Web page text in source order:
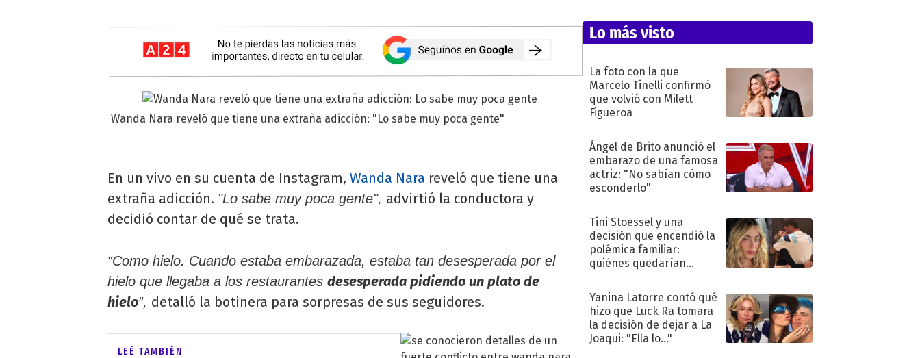
Wanda Nara reveló que tiene una extraña adicción: "Lo sabe muy poca gente"
En un vivo en su cuenta de Instagram, Wanda Nara reveló que tiene una
extraña adicción. "Lo sabe muy poca gente", advirtió la conductora y
decidió contar de qué se trata.
“Como hielo. Cuando estaba embarazada, estaba tan desesperada por el
hielo que llegaba a los restaurantes desesperada pidiendo un plato de
hielo”, detalló la botinera para sorpresas de sus seguidores.
LEÉ TAMBIÉN
Lo más visto
La foto con la que
Marcelo Tinelli confirmó
que volvió con Milett
Figueroa
Ángel de Brito anunció el
embarazo de una famosa
actriz: "No sabían cómo
esconderlo"
Tini Stoessel y una
decisión que encendió la
polémica familiar:
quiénes quedarían
Yanina Latorre contó qué
hizo que Luck Ra tomara
la decisión de dejar a La
Joaqui: "Ella lo..."